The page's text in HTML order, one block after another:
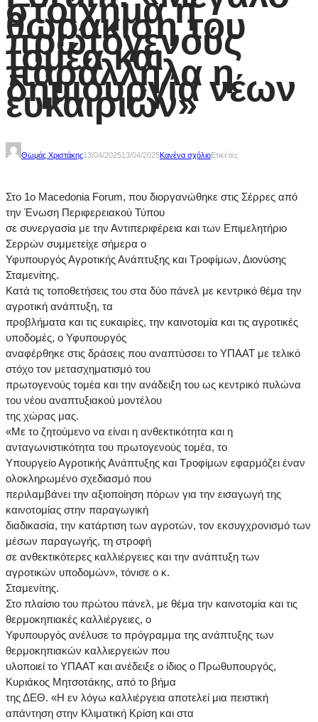
στοίχημα η
θωράκιση του
πρωτογενούς
τομέα και
παράλληλα η
δημιουργία νέων
ευκαιριών»
Θωμάς Χριστάκης13/04/202513/04/2025Κανένα σχόλιοΕτικέτες
Στο 1ο Macedonia Forum, που διοργανώθηκε στις Σέρρες από
την Ένωση Περιφερειακού Τύπου
σε συνεργασία με την Αντιπεριφέρεια και των Επιμελητήριο
Σερρών συμμετείχε σήμερα ο
Υφυπουργός Αγροτικής Ανάπτυξης και Τροφίμων, Διονύσης
Σταμενίτης.
Κατά τις τοποθετήσεις του στα δύο πάνελ με κεντρικό θέμα την
αγροτική ανάπτυξη, τα
προβλήματα και τις ευκαιρίες, την καινοτομία και τις αγροτικές
υποδομές, ο Υφυπουργός
αναφέρθηκε στις δράσεις που αναπτύσσει το ΥΠΑΑΤ με τελικό
στόχο τον μετασχηματισμό του
πρωτογενούς τομέα και την ανάδειξη του ως κεντρικό πυλώνα
του νέου αναπτυξιακού μοντέλου
της χώρας μας.
«Με το ζητούμενο να είναι η ανθεκτικότητα και η
ανταγωνιστικότητα του πρωτογενούς τομέα, το
Υπουργείο Αγροτικής Ανάπτυξης και Τροφίμων εφαρμόζει έναν
ολοκληρωμένο σχεδιασμό που
περιλαμβάνει την αξιοποίηση πόρων για την εισαγωγή της
καινοτομίας στην παραγωγική
διαδικασία, την κατάρτιση των αγροτών, τον εκσυγχρονισμό των
μέσων παραγωγής, τη στροφή
σε ανθεκτικότερες καλλιέργειες και την ανάπτυξη των
αγροτικών υποδομών», τόνισε ο κ.
Σταμενίτης.
Στο πλαίσιο του πρώτου πάνελ, με θέμα την καινοτομία και τις
θερμοκηπιακές καλλιέργειες, ο
Υφυπουργός ανέλυσε το πρόγραμμα της ανάπτυξης των
θερμοκηπιακών καλλιεργειών που
υλοποιεί το ΥΠΑΑΤ και ανέδειξε ο ίδιος ο Πρωθυπουργός,
Κυριάκος Μητσοτάκης, από το βήμα
της ΔΕΘ. «Η εν λόγω καλλιέργεια αποτελεί μια πειστική
απάντηση στην Κλιματική Κρίση και στα